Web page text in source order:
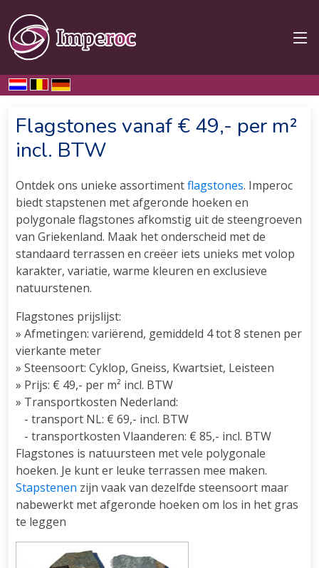
Home
Flagstones vanaf € 49,- per m²
incl. BTW
Ontdek ons unieke assortimentflagstones. Imperoc
biedt stapstenen met afgeronde hoeken en
polygonale flagstones afkomstig uit de steengroeven
van Griekenland. Maak het onderscheid met de
standaard terrassen en creëer iets unieks met volop
karakter, variatie, warme kleuren en exclusieve
natuurstenen.
Flagstones prijslijst:
» Afmetingen: variërend, gemiddeld 4 tot 8 stenen per
vierkante meter
» Steensoort: Cyklop, Gneiss, Kwartsiet, Leisteen
» Prijs: € 49,- per m² incl. BTW
» Transportkosten Nederland:
- transport NL: € 69,- incl. BTW
- transportkosten Vlaanderen: € 85,- incl. BTW
Flagstones is natuursteen met vele polygonale
hoeken. Je kunt er leuke terrassen mee maken.
Stapstenen zijn vaak van dezelfde steensoort maar
nabewerkt met afgeronde hoeken om los in het gras
te leggen